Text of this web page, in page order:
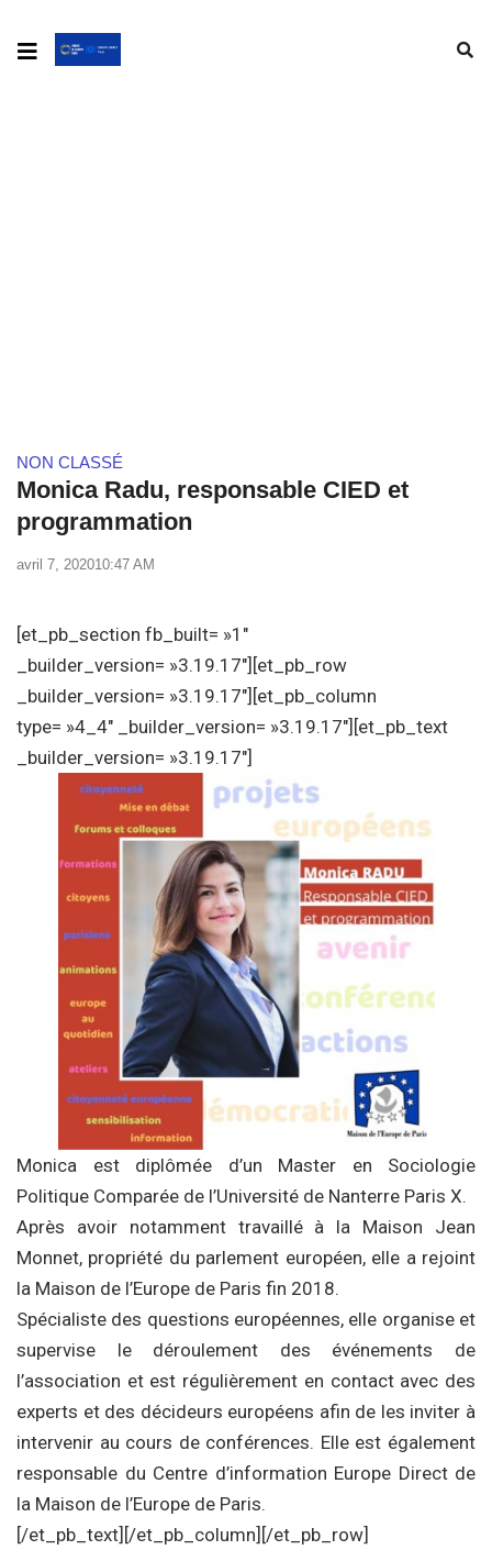
NON CLASSÉ
Monica Radu, responsable CIED et
programmation
avril 7, 202010:47 AM
[et_pb_section fb_built= »1″
_builder_version= »3.19.17″][et_pb_row
_builder_version= »3.19.17″][et_pb_column
type= »4_4″ _builder_version= »3.19.17″][et_pb_text
_builder_version= »3.19.17″]
Monica est diplômée d’un Master en Sociologie
Politique Comparée de l’Université de Nanterre Paris X.
Après avoir notamment travaillé à la Maison Jean
Monnet, propriété du parlement européen, elle a rejoint
la Maison de l’Europe de Paris fin 2018.
Spécialiste des questions européennes, elle organise et
supervise le déroulement des événements de
l’association et est régulièrement en contact avec des
experts et des décideurs européens afin de les inviter à
intervenir au cours de conférences. Elle est également
responsable du Centre d’information Europe Direct de
la Maison de l’Europe de Paris.
[/et_pb_text][/et_pb_column][/et_pb_row]